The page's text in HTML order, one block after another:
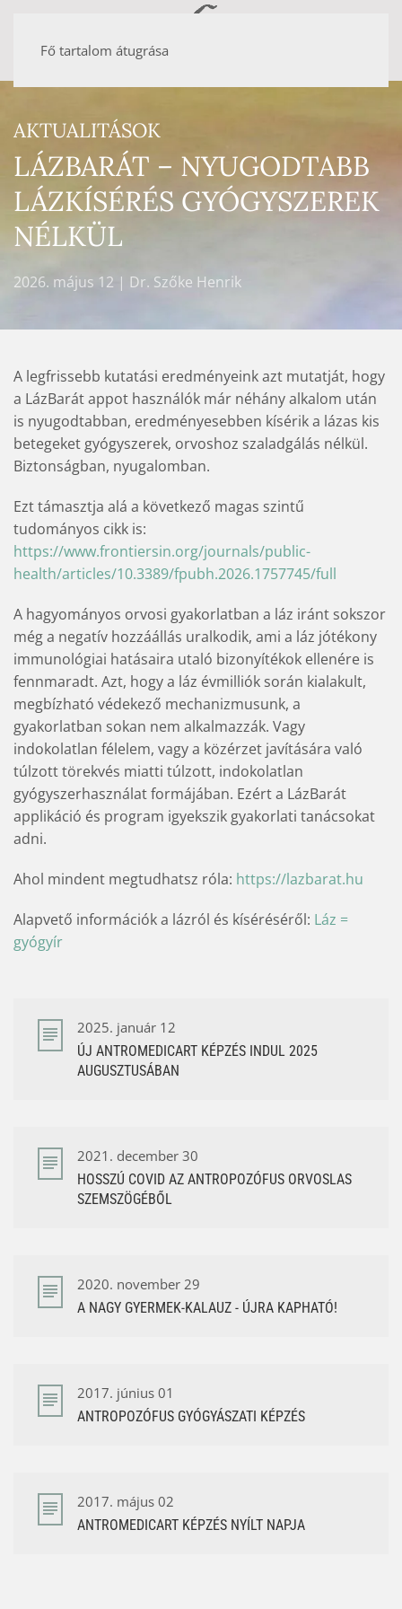
Fő tartalom átugrása
AKTUALITÁSOK
LÁZBARÁT – NYUGODTABB
LÁZKÍSÉRÉS GYÓGYSZEREK
NÉLKÜL
2026. május 12 | Dr. Szőke Henrik
A legfrissebb kutatási eredményeink azt mutatját, hogy
a LázBarát appot használók már néhány alkalom után
is nyugodtabban, eredményesebben kísérik a lázas kis
betegeket gyógyszerek, orvoshoz szaladgálás nélkül.
Biztonságban, nyugalomban.
Ezt támasztja alá a következő magas szintű
tudományos cikk is:
https://www.frontiersin.org/journals/public-
health/articles/10.3389/fpubh.2026.1757745/full
A hagyományos orvosi gyakorlatban a láz iránt sokszor
még a negatív hozzáállás uralkodik, ami a láz jótékony
immunológiai hatásaira utaló bizonyítékok ellenére is
fennmaradt. Azt, hogy a láz évmilliók során kialakult,
megbízható védekező mechanizmusunk, a
gyakorlatban sokan nem alkalmazzák. Vagy
indokolatlan félelem, vagy a közérzet javítására való
túlzott törekvés miatti túlzott, indokolatlan
gyógyszerhasználat formájában. Ezért a LázBarát
applikáció és program igyekszik gyakorlati tanácsokat
adni.
Ahol mindent megtudhatsz róla: https://lazbarat.hu
Alapvető információk a lázról és kíséréséről: Láz =
gyógyír
2025. január 12
ÚJ ANTROMEDICART KÉPZÉS INDUL 2025
AUGUSZTUSÁBAN
2021. december 30
HOSSZÚ COVID AZ ANTROPOZÓFUS ORVOSLAS
SZEMSZÖGÉBŐL
2020. november 29
A NAGY GYERMEK-KALAUZ - ÚJRA KAPHATÓ!
2017. június 01
ANTROPOZÓFUS GYÓGYÁSZATI KÉPZÉS
2017. május 02
ANTROMEDICART KÉPZÉS NYÍLT NAPJA